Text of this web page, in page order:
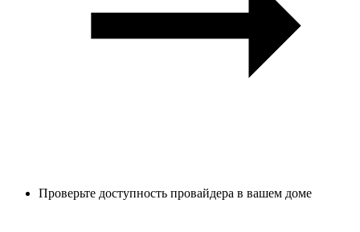
Проверьте доступность провайдера в вашем доме